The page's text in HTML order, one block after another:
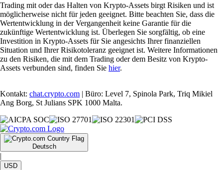
Trading mit oder das Halten von Krypto-Assets birgt Risiken und ist
möglicherweise nicht für jeden geeignet. Bitte beachten Sie, dass die
Wertentwicklung in der Vergangenheit keine Garantie für die
zukünftige Wertentwicklung ist. Überlegen Sie sorgfältig, ob eine
Investition in Krypto-Assets für Sie angesichts Ihrer finanziellen
Situation und Ihrer Risikotoleranz geeignet ist. Weitere Informationen
zu den Risiken, die mit dem Trading oder dem Besitz von Krypto-
Assets verbunden sind, finden Sie hier.
Kontakt: chat.crypto.com | Büro: Level 7, Spinola Park, Triq Mikiel
Ang Borg, St Julians SPK 1000 Malta.
Deutsch
|
USD